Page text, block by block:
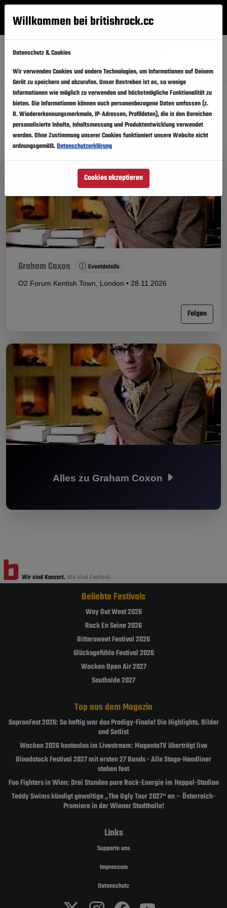
Menü
Alle Künstler Updates
Events: Graham Coxon
Diese Eventinfos teilen
Graham Coxon Eventdetails
O2 Forum Kentish Town, London • 28.11.2026
Folgen
Alles zu Graham Coxon
Wir sind Konzert.Wir sind Festival.
Beliebte Festivals
Way Out West 2026
Rock En Seine 2026
Bittersweet Festival 2026
Glücksgefühle Festival 2026
Wacken Open Air 2027
Southside 2027
Top aus dem Magazin
SopronFest 2026: So heftig war das Prodigy-Finale! Die Highlights, Bilder
und Setlist
Wacken 2026 kostenlos im Livestream: MagentaTV überträgt live
Bloodstock Festival 2027 mit ersten 27 Bands - Alle Stage-Headliner
stehen fest
Foo Fighters in Wien: Drei Stunden pure Rock-Energie im Happel-Stadion
Teddy Swims kündigt gewaltige „The Ugly Tour 2027“ an – Österreich-
Premiere in der Wiener Stadthalle!
Links
Supporte uns
Impressum
Datenschutz
Willkommen bei britishrock.cc
Datenschutz & Cookies
Wir verwenden Cookies und andere Technologien, um Informationen auf Deinem
Gerät zu speichern und abzurufen. Unser Bestreben ist es, so wenige
Informationen wie möglich zu verwenden und höchstmögliche Funktionalität zu
bieten. Die Informationen können auch personenbezogene Daten umfassen (z.
B. Wiedererkennungsmerkmale, IP-Adressen, Profildaten), die in den Bereichen
personalisierte Inhalte, Inhaltsmessung und Produktentwicklung verwendet
werden. Ohne Zustimmung unserer Cookies funktioniert unsere Website nicht
ordnungsgemäß.Datenschutzerklärung
Cookies akzeptieren